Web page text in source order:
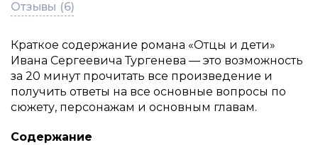
Отзывы (6)
Краткое содержание романа «Отцы и дети»
Ивана Сергеевича Тургенева — это возможность
за 20 минут прочитать все произведение и
получить ответы на все основные вопросы по
сюжету, персонажам и основным главам.
Содержание